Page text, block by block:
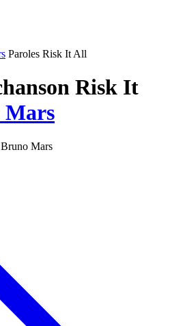
Paroles Risk It All
Risk It
Mars
Mars